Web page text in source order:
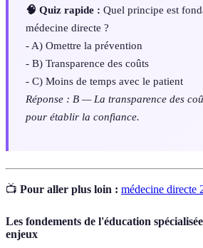
🧠 Quiz rapide : Quel principe est
médecine directe ?
- A) Omettre la prévention
- B) Transparence des coûts
- C) Moins de temps avec le patient
Réponse : B — La transparence des
pour établir la confiance.
📺 Pour aller plus loin : médecine directe
Les fondements de l'éducation
enjeux